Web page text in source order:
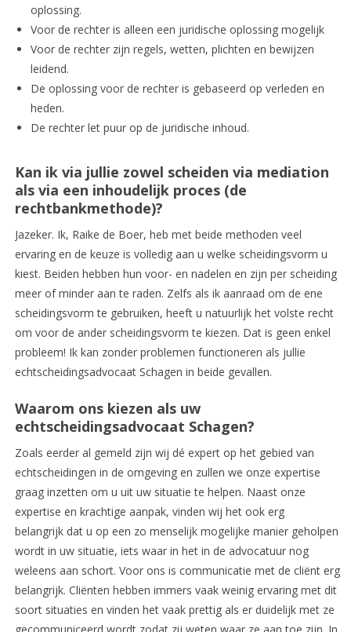
oplossing.
Voor de rechter is alleen een juridische oplossing mogelijk
Voor de rechter zijn regels, wetten, plichten en bewijzen
leidend.
De oplossing voor de rechter is gebaseerd op verleden en
heden.
De rechter let puur op de juridische inhoud.
Kan ik via jullie zowel scheiden via mediation
als via een inhoudelijk proces (de
rechtbankmethode)?
Jazeker. Ik, Raike de Boer, heb met beide methoden veel
ervaring en de keuze is volledig aan u welke scheidingsvorm u
kiest. Beiden hebben hun voor- en nadelen en zijn per scheiding
meer of minder aan te raden. Zelfs als ik aanraad om de ene
scheidingsvorm te gebruiken, heeft u natuurlijk het volste recht
om voor de ander scheidingsvorm te kiezen. Dat is geen enkel
probleem! Ik kan zonder problemen functioneren als jullie
echtscheidingsadvocaat Schagen in beide gevallen.
Waarom ons kiezen als uw
echtscheidingsadvocaat Schagen?
Zoals eerder al gemeld zijn wij dé expert op het gebied van
echtscheidingen in de omgeving en zullen we onze expertise
graag inzetten om u uit uw situatie te helpen. Naast onze
expertise en krachtige aanpak, vinden wij het ook erg
belangrijk dat u op een zo menselijk mogelijke manier geholpen
wordt in uw situatie, iets waar in het in de advocatuur nog
weleens aan schort. Voor ons is communicatie met de cliënt erg
belangrijk. Cliënten hebben immers vaak weinig ervaring met dit
soort situaties en vinden het vaak prettig als er duidelijk met ze